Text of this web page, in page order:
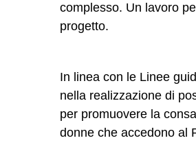
complesso. Un lavoro
progetto.
In linea con le Linee
nella realizzazione di
per promuovere la
donne che accedono al